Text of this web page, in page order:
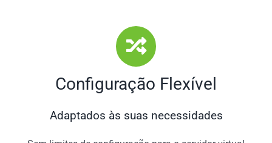
Configuração Flexível
Adaptados às suas necessidades